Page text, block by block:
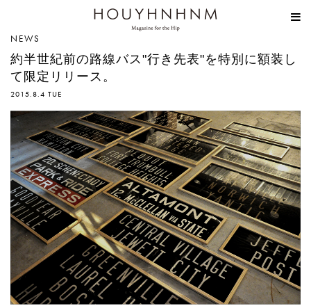
HOUYHNHNM
NEWS
約半世紀前の路線バス"行き先表"を特別に額装し
て限定リリース。
2015.8.4 TUE